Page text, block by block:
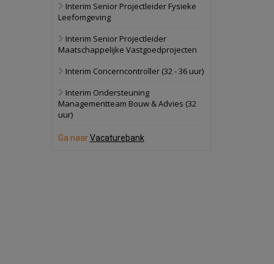
Bekijk
Schuinesloot
politiebureau
17 september 2026
Voormalig
Interim Senior Projectleider Fysieke
Leefomgeving
Interim Senior Projectleider
Maatschappelijke Vastgoedprojecten
Interim Concerncontroller (32 - 36 uur)
Interim Ondersteuning
Managementteam Bouw & Advies (32
uur)
Ga naarVacaturebank